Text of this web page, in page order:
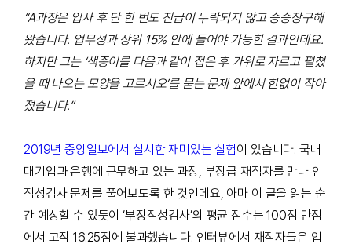
“A과장은 입사 후 단 한 번도 진급이 누락되지 않고 승승장구해
왔습니다. 업무성과 상위15% 안에 들어야 가능한 결과인데요.
하지만 그는‘색종이를 다음과 같이 접은 후 가위로 자르고 펼쳤
을 때 나오는 모양을 고르시오’를 묻는 문제 앞에서 한없이 작아
졌습니다.”
2019년 중앙일보에서 실시한 재미있는 실험이 있습니다. 국내
대기업과 은행에 근무하고 있는 과장, 부장급 재직자를 만나 인
적성검사 문제를 풀어보도록 한 것인데요, 아마 이 글을 읽는 순
간 예상할 수 있듯이‘부장적성검사’의 평균 점수는100점 만점
에서 고작16.25점에 불과했습니다. 인터뷰에서 재직자들은 입